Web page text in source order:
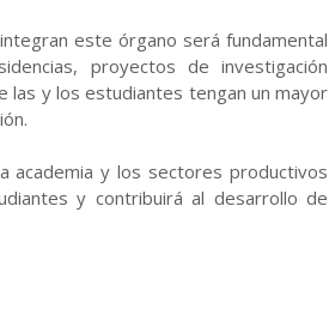
este órgano será fundamental
proyectos de investigación
las y los estudiantes tengan un mayor
academia y los sectores productivos
y contribuirá al desarrollo de